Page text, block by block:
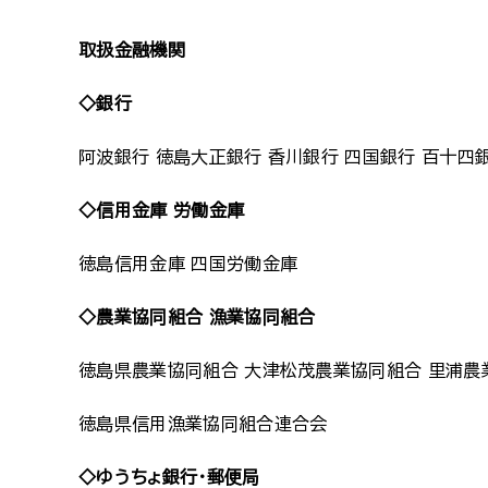
取扱金融機関
◇銀行
阿波銀行 徳島大正銀行 香川銀行 四国銀行 百十四
◇信用金庫 労働金庫
徳島信用金庫 四国労働金庫
◇農業協同組合 漁業協同組合
徳島県農業協同組合 大津松茂農業協同組合 里浦農
徳島県信用漁業協同組合連合会
◇ゆうちょ銀行・郵便局